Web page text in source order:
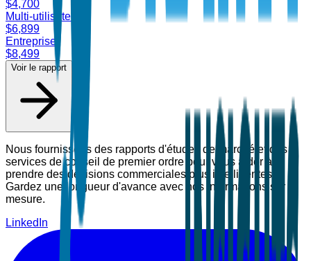
$4,700
Multi-utilisateur
$6,899
Entreprise
$8,499
Voir le rapport
Nous fournissons des rapports d'études de marché et des
services de conseil de premier ordre pour vous aider à
prendre des décisions commerciales plus intelligentes.
Gardez une longueur d'avance avec nos informations sur
mesure.
LinkedIn